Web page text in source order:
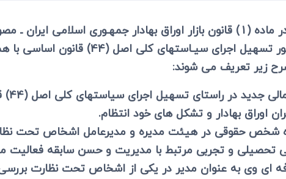
توسـعه ابزارها و نهادهای مالی جدید به مـنظور
زیر تعریف می شوند:
راستای تسهیل اجرای سیاستهای کلی اصل (44) قانون اساسی ـ مصوب 1388.
اوراق بهادار و تشکل های خود انتظام.
شخص حقوقی در هیئت مدیره و مدیرعامل اشخاص تحت
تحصیلی و تجربی مرتبط با مدیریت و حسن سابقه فعالیت
ای وی به عنوان مدیر در یکی از اشخاص تحت نظارت